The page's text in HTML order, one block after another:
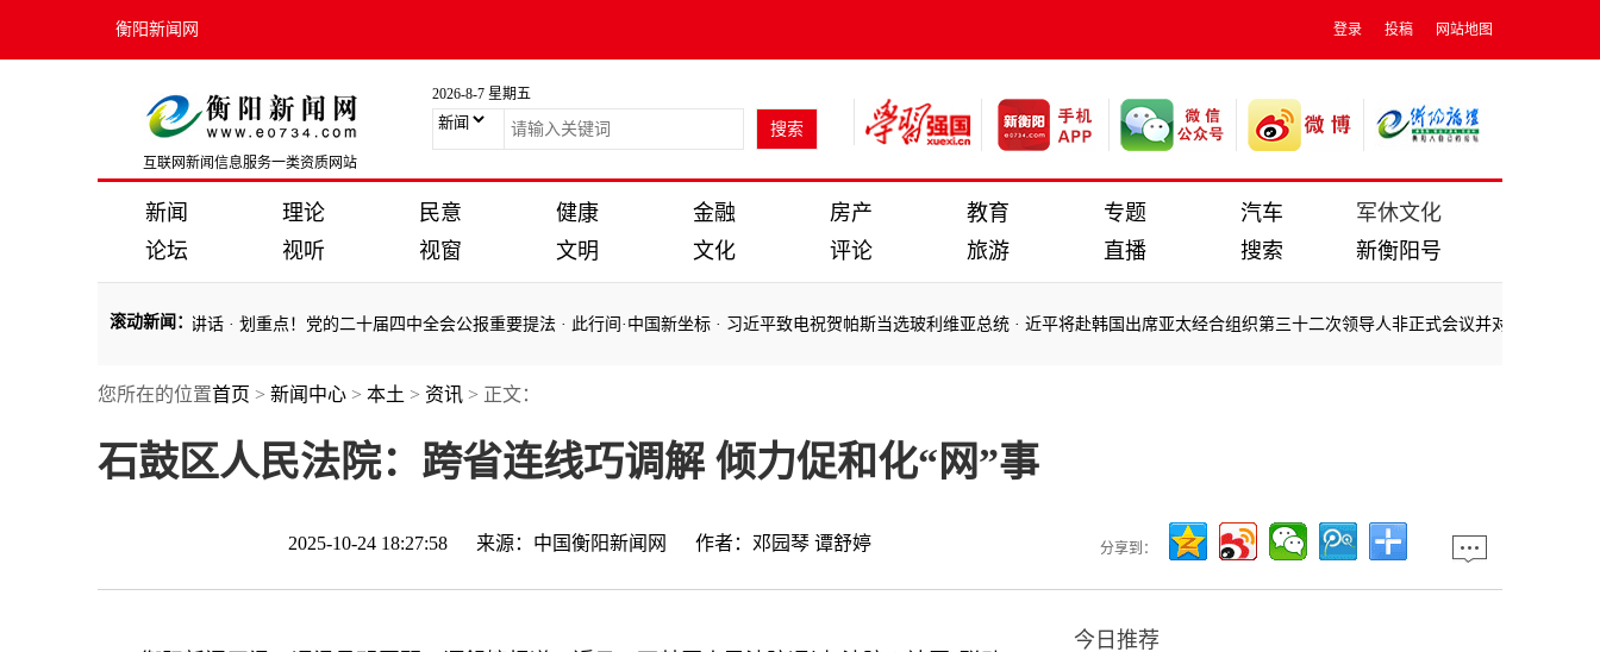
衡阳新闻网 登录 投稿 网站地图
互联网新闻信息服务一类资质网站
2026-8-7 星期五
新闻 理论 民意 健康 金融 房产 教育 专题 汽车
军休文化
论坛
视听 视窗 文明 文化 评论 旅游 直播 搜索 新衡阳号
滚动新闻 ：
近平主持并发表重要讲话·划重点！党的二十届四中全会公报重要提法·此行间·中国新坐标·习近平致电祝贺帕斯当选玻利维亚总统 ​​​​​​​·近平将赴韩国出席亚太经合组织第三十二次领导人非正式会议并对韩国进行国事
近平主持并发表重要讲话· 划重点！党的二十届四中全会公报重要提法
您所在的位置首页 > 新闻中心 > 本土 > 资讯 > 正文：
石鼓区人民法院：跨省连线巧调解 倾力促和化“网”事
2025-10-24 18:27:58 来源： 中国衡阳新闻网 作者：邓园琴 谭舒婷 分享到：
今日推荐